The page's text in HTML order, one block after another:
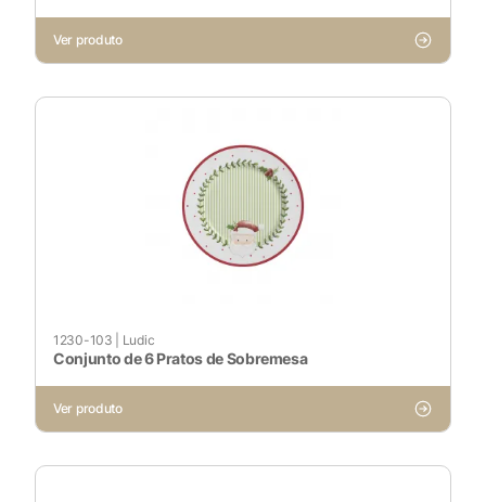
Ver produto
1230-103 Ludic
Conjunto de 6 Pratos de Sobremesa
Ver produto